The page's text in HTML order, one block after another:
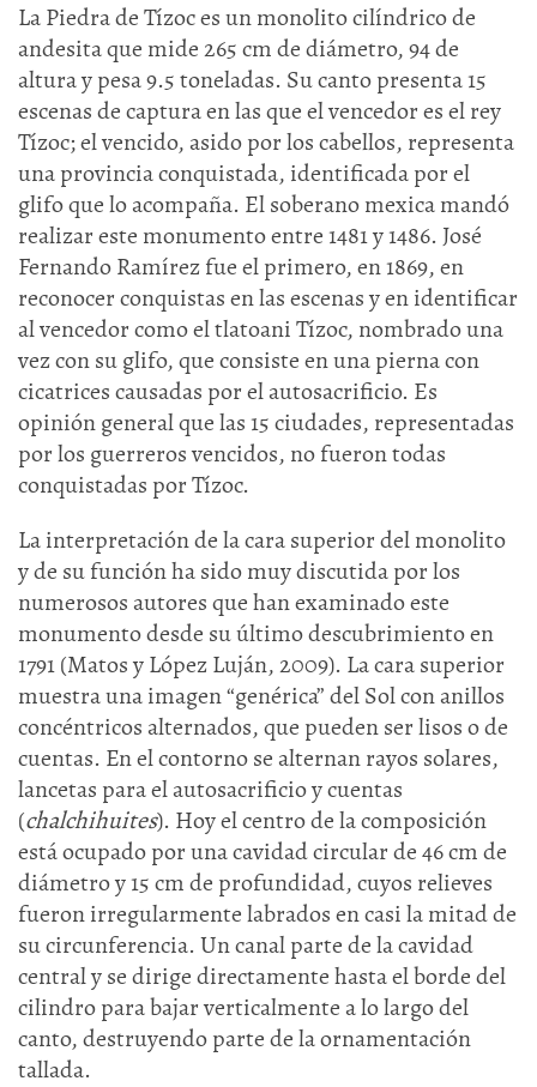
La Piedra de Tízoc es un monolito cilíndrico de
andesita que mide 265 cm de diámetro, 94 de
altura y pesa 9.5 toneladas. Su canto presenta 15
escenas de captura en las que el vencedor es el rey
Tízoc; el vencido, asido por los cabellos, representa
una provincia conquistada, identificada por el
glifo que lo acompaña. El soberano mexica mandó
realizar este monumento entre 1481 y 1486. José
Fernando Ramírez fue el primero, en 1869, en
reconocer conquistas en las escenas y en identificar
al vencedor como el tlatoani Tízoc, nombrado una
vez con su glifo, que consiste en una pierna con
cicatrices causadas por el autosacrificio. Es
opinión general que las 15 ciudades, representadas
por los guerreros vencidos, no fueron todas
conquistadas por Tízoc.
La interpretación de la cara superior del monolito
y de su función ha sido muy discutida por los
numerosos autores que han examinado este
monumento desde su último descubrimiento en
1791 (Matos y López Luján, 2009). La cara superior
muestra una imagen “genérica” del Sol con anillos
concéntricos alternados, que pueden ser lisos o de
cuentas. En el contorno se alternan rayos solares,
lancetas para el autosacrificio y cuentas
(chalchihuites). Hoy el centro de la composición
está ocupado por una cavidad circular de 46 cm de
diámetro y 15 cm de profundidad, cuyos relieves
fueron irregularmente labrados en casi la mitad de
su circunferencia. Un canal parte de la cavidad
central y se dirige directamente hasta el borde del
cilindro para bajar verticalmente a lo largo del
canto, destruyendo parte de la ornamentación
tallada.